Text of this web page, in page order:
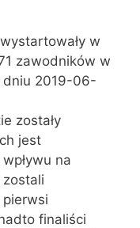
w
zawodników w
dniu 2019-06-
zostały
jest
na
finaliści